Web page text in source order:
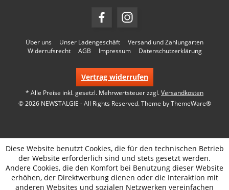
Über uns Unser Ladengeschäft
Versand und Zahlungarten
Widerrufsrecht
AGB Impressum Datenschutzerklärung
Vertrag widerrufen
* Alle Preise inkl. gesetzl. Mehrwertsteuer zzgl.Versandkosten
© 2026 NEWSTALGIE - All Rights Reserved. Theme byThemeWare®
Diese Website benutzt Cookies, die für den technischen Betrieb
der Website erforderlich sind und stets gesetzt werden.
Andere Cookies, die den Komfort bei Benutzung dieser Website
erhöhen, der Direktwerbung dienen oder die Interaktion mit
anderen Websites und sozialen Netzwerken vereinfachen